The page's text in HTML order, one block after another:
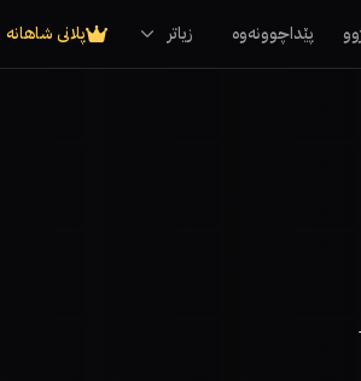
پێداچوونەوە زیاتر پلانی شاهانە